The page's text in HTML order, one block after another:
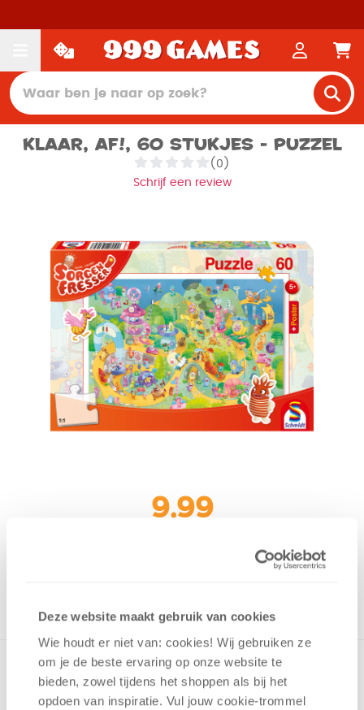
Deze website maakt gebruik van cookies
Wie houdt er niet van: cookies! Wij gebruiken ze
om je de beste ervaring op onze website te
bieden, zowel tijdens het shoppen als bij het
opdoen van inspiratie. Vul jouw cookie-trommel
Klaar, af!, 60 stukjes - Puzzel
(0)
Schrijf een review
9,99
ONTVANG 90 OVERWINNINGSPUNTEN